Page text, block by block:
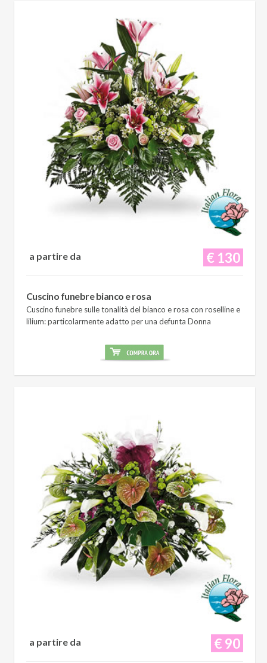
€ 130
a partire da
Cuscino funebre bianco e rosa
Cuscino funebre sulle tonalità del bianco e rosa con roselline e
lilium: particolarmente adatto per una defunta Donna
€ 90
a partire da